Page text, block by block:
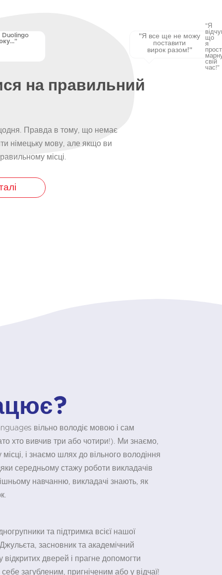
"Я все ще не можу
поставити
вирок разом!"
"Я
що
я
свій
час!"
на правильний
щодня. Правда в тому, що немає
німецьку мову, але якщо ви
місці.
вільно володіє мовою і сам
хто вивчив три або чотири!). Ми знаємо,
і знаємо шлях до вільного володіння
середньому стажу роботи викладачів
навчанню, викладачі знають, як
та підтримка всієї нашої
засновник та академічний
відкритих дверей і прагне допомогти
загубленим, пригніченим або у відчаї!